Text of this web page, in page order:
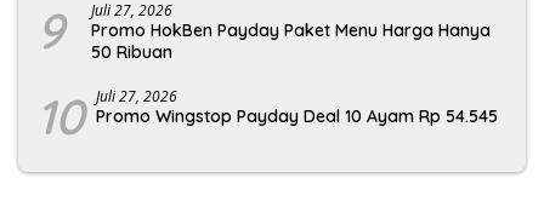
9 Juli 27, 2026
Promo HokBen Payday Paket Menu Harga Hanya
50 Ribuan
10 Juli 27, 2026
Promo Wingstop Payday Deal 10 Ayam Rp 54.545